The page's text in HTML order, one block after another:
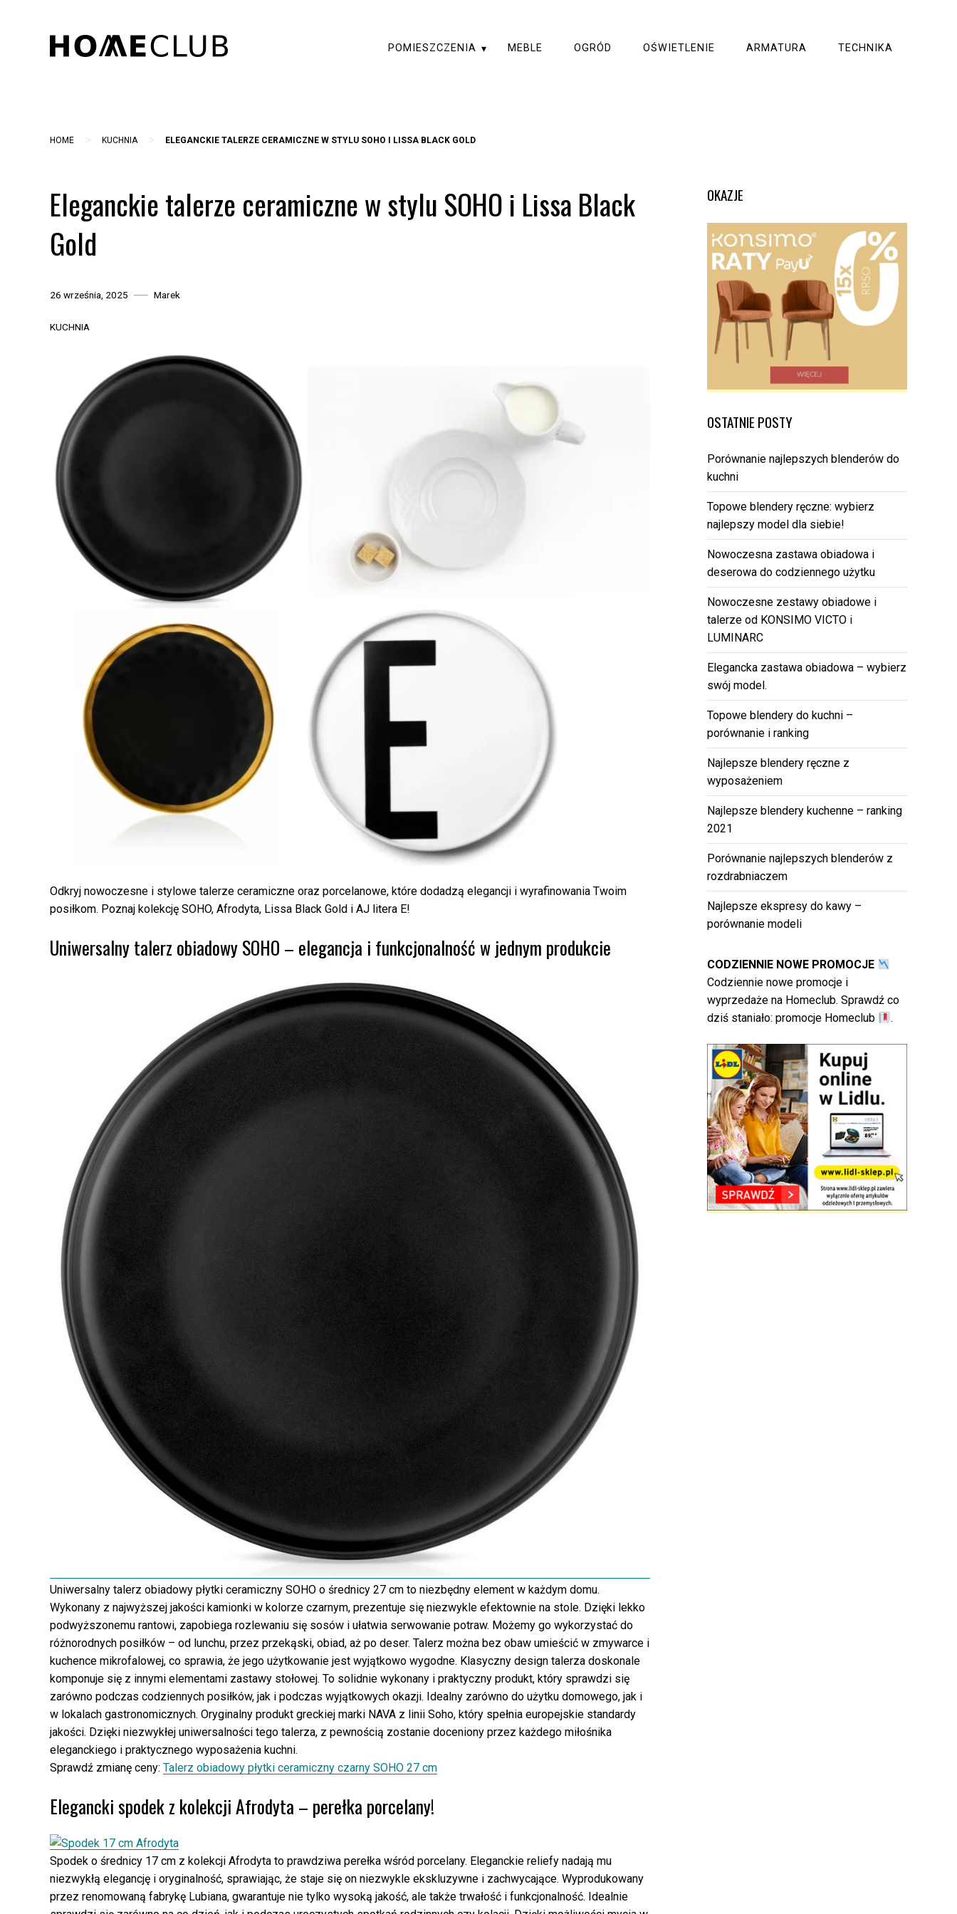
POMIESZCZENIA MEBLE OGRÓD OŚWIETLENIE ARMATURA TECHNIKA
HOME > KUCHNIA > ELEGANCKIE TALERZE CERAMICZNE W STYLU SOHO I LISSA BLACK GOLD
Eleganckie talerze ceramiczne w stylu SOHO i Lissa Black
Gold
26 września, 2025 Marek
KUCHNIA
Odkryj nowoczesne i stylowe talerze ceramiczne oraz porcelanowe, które dodadzą elegancji i wyrafinowania Twoim
posiłkom. Poznaj kolekcję SOHO, Afrodyta, Lissa Black Gold i AJ litera E!
Uniwersalny talerz obiadowy SOHO – elegancja i funkcjonalność w jednym produkcie
Uniwersalny talerz obiadowy płytki ceramiczny SOHO o średnicy 27 cm to niezbędny element w każdym domu.
Wykonany z najwyższej jakości kamionki w kolorze czarnym, prezentuje się niezwykle efektownie na stole. Dzięki lekko
podwyższonemu rantowi, zapobiega rozlewaniu się sosów i ułatwia serwowanie potraw. Możemy go wykorzystać do
różnorodnych posiłków – od lunchu, przez przekąski, obiad, aż po deser. Talerz można bez obaw umieścić w zmywarce i
kuchence mikrofalowej, co sprawia, że jego użytkowanie jest wyjątkowo wygodne. Klasyczny design talerza doskonale
komponuje się z innymi elementami zastawy stołowej. To solidnie wykonany i praktyczny produkt, który sprawdzi się
zarówno podczas codziennych posiłków, jak i podczas wyjątkowych okazji. Idealny zarówno do użytku domowego, jak i
w lokalach gastronomicznych. Oryginalny produkt greckiej marki NAVA z linii Soho, który spełnia europejskie standardy
jakości. Dzięki niezwykłej uniwersalności tego talerza, z pewnością zostanie doceniony przez każdego miłośnika
eleganckiego i praktycznego wyposażenia kuchni.
Sprawdź zmianę ceny: Talerz obiadowy płytki ceramiczny czarny SOHO 27 cm
Elegancki spodek z kolekcji Afrodyta – perełka porcelany!
Spodek o średnicy 17 cm z kolekcji Afrodyta to prawdziwa perełka wśród porcelany. Eleganckie reliefy nadają mu
niezwykłą elegancję i oryginalność, sprawiając, że staje się on niezwykle ekskluzywne i zachwycające. Wyprodukowany
przez renomowaną fabrykę Lubiana, gwarantuje nie tylko wysoką jakość, ale także trwałość i funkcjonalność. Idealnie
OKAZJE
OSTATNIE POSTY
Porównanie najlepszych blenderów do
kuchni
Topowe blendery ręczne: wybierz
najlepszy model dla siebie!
Nowoczesna zastawa obiadowa i
deserowa do codziennego użytku
Nowoczesne zestawy obiadowe i
talerze od KONSIMO VICTO i
LUMINARC
Elegancka zastawa obiadowa – wybierz
swój model.
Topowe blendery do kuchni –
porównanie i ranking
Najlepsze blendery ręczne z
wyposażeniem
Najlepsze blendery kuchenne – ranking
2021
Porównanie najlepszych blenderów z
rozdrabniaczem
Najlepsze ekspresy do kawy –
porównanie modeli
CODZIENNIE NOWE PROMOCJE
Codziennie nowe promocje i
wyprzedaże na Homeclub. Sprawdź co
dziś staniało: promocje Homeclub .